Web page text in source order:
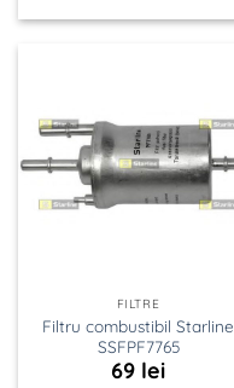
FILTRE
Filtru combustibil Starline
SSFPF7765
69 lei